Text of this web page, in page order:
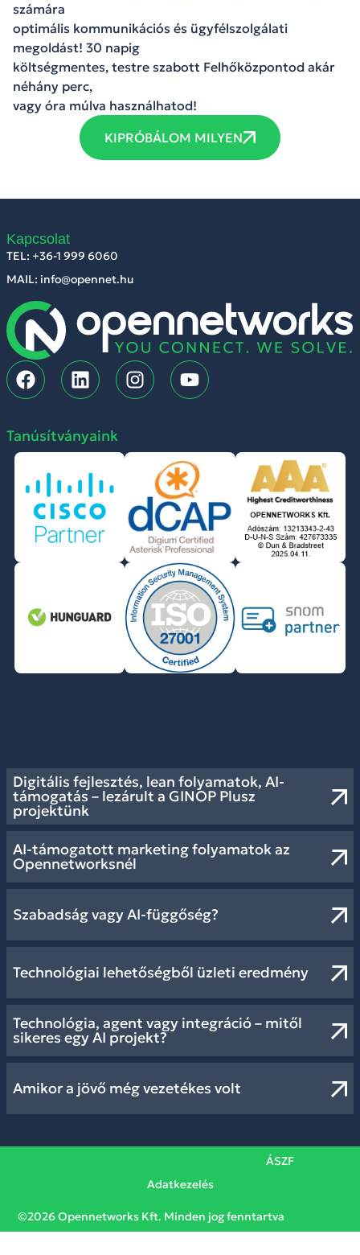
számára
optimális kommunikációs és ügyfélszolgálati
megoldást! 30 napig
költségmentes, testre szabott Felhőközpontod akár
néhány perc,
vagy óra múlva használhatod!
KIPRÓBÁLOM MILYEN
Digitális fejlesztés, lean folyamatok, AI-
támogatás – lezárult a GINOP Plusz
projektünk
AI-támogatott marketing folyamatok az
Opennetworksnél
Szabadság vagy AI-függőség?
Technológiai lehetőségből üzleti eredmény
Technológia, agent vagy integráció – mitől
sikeres egy AI projekt?
Amikor a jövő még vezetékes volt
Kapcsolat
TEL: +36-1 999 6060
MAIL: info@opennet.hu
Tanúsítványaink
©2026 Opennetworks Kft. Minden jog fenntartva
ÁSZF
Adatkezelés